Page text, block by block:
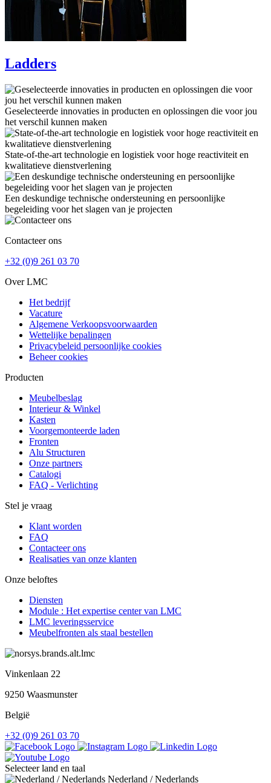
Ladders
Geselecteerde innovaties in producten en oplossingen die voor jou
het verschil kunnen maken
State-of-the-art technologie en logistiek voor hoge reactiviteit en
kwalitatieve dienstverlening
Een deskundige technische ondersteuning en persoonlijke
begeleiding voor het slagen van je projecten
Contacteer ons
+32 (0)9 261 03 70
Over LMC
Het bedrijf
Vacature
Algemene Verkoopsvoorwaarden
Wettelijke bepalingen
Privacybeleid persoonlijke cookies
Beheer cookies
Producten
Meubelbeslag
Interieur & Winkel
Kasten
Voorgemonteerde laden
Fronten
Alu Structuren
Onze partners
Catalogi
FAQ - Verlichting
Stel je vraag
Klant worden
FAQ
Contacteer ons
Realisaties van onze klanten
Onze beloftes
Diensten
Module : Het expertise center van LMC
LMC leveringsservice
Meubelfronten als staal bestellen
Vinkenlaan 22
9250 Waasmunster
België
+32 (0)9 261 03 70
Selecteer land en taal
Nederland / Nederlands